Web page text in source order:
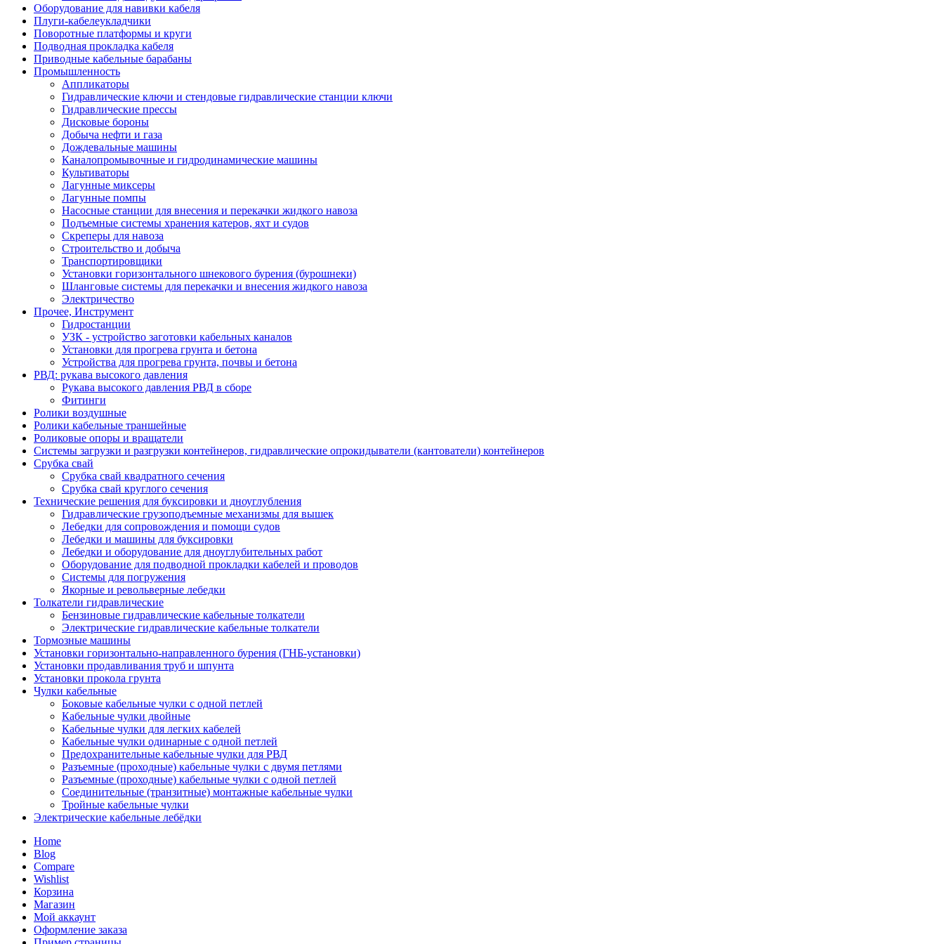
Оборудование для навивки кабеля
Плуги-кабелеукладчики
Поворотные платформы и круги
Подводная прокладка кабеля
Приводные кабельные барабаны
Промышленность
Аппликаторы
Гидравлические ключи и стендовые гидравлические станции ключи
Гидравлические прессы
Дисковые бороны
Добыча нефти и газа
Дождевальные машины
Каналопромывочные и гидродинамические машины
Культиваторы
Лагунные миксеры
Лагунные помпы
Насосные станции для внесения и перекачки жидкого навоза
Подъемные системы хранения катеров, яхт и судов
Скреперы для навоза
Строительство и добыча
Транспортировщики
Установки горизонтального шнекового бурения (бурошнеки)
Шланговые системы для перекачки и внесения жидкого навоза
Электричество
Прочее, Инструмент
Гидростанции
УЗК - устройство заготовки кабельных каналов
Установки для прогрева грунта и бетона
Устройства для прогрева грунта, почвы и бетона
РВД: рукава высокого давления
Рукава высокого давления РВД в сборе
Фитинги
Ролики воздушные
Ролики кабельные траншейные
Роликовые опоры и вращатели
Системы загрузки и разгрузки контейнеров, гидравлические опрокидыватели (кантователи) контейнеров
Срубка свай
Срубка свай квадратного сечения
Срубка свай круглого сечения
Технические решения для буксировки и дноуглубления
Гидравлические грузоподъемные механизмы для вышек
Лебедки для сопровождения и помощи судов
Лебедки и машины для буксировки
Лебедки и оборудование для дноуглубительных работ
Оборудование для подводной прокладки кабелей и проводов
Системы для погружения
Якорные и револьверные лебедки
Толкатели гидравлические
Бензиновые гидравлические кабельные толкатели
Электрические гидравлические кабельные толкатели
Тормозные машины
Установки горизонтально-направленного бурения (ГНБ-установки)
Установки продавливания труб и шпунта
Установки прокола грунта
Чулки кабельные
Боковые кабельные чулки с одной петлей
Кабельные чулки двойные
Кабельные чулки для легких кабелей
Кабельные чулки одинарные с одной петлей
Предохранительные кабельные чулки для РВД
Разъемные (проходные) кабельные чулки с двумя петлями
Разъемные (проходные) кабельные чулки с одной петлей
Соединительные (транзитные) монтажные кабельные чулки
Тройные кабельные чулки
Электрические кабельные лебёдки
Home
Blog
Compare
Wishlist
Корзина
Магазин
Мой аккаунт
Оформление заказа